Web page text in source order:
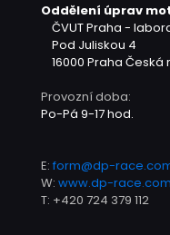
Oddělení úprav
ČVUT Praha -
Pod Juliskou 4
16000 Praha Česká
Provozní doba:
Po-Pá 9-17 hod.
E: form@dp-
W: www.dp-race.com
T: +420 724 379 112